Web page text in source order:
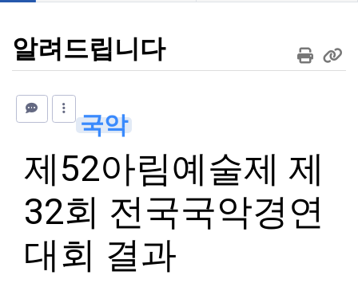
알려드립니다
국악
제52아림예술제 제
32회 전국국악경연
대회 결과